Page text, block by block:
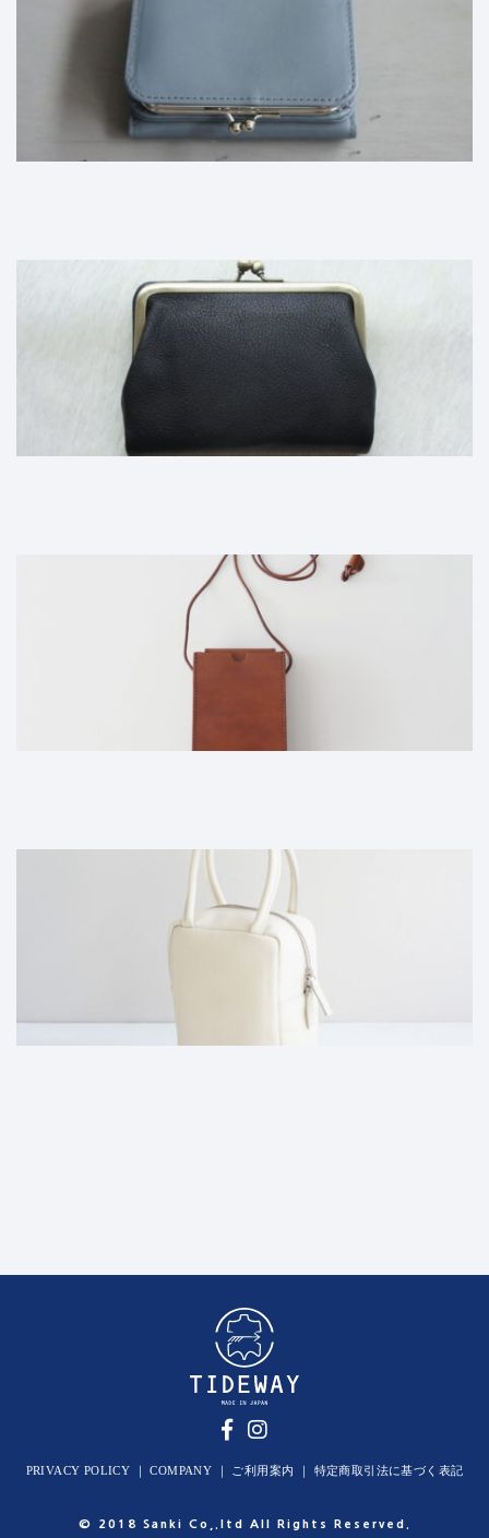
PRIVACY POLICY ｜COMPANY ご利用案内 特定商取引法に基づく表記
© 2018 Sanki Co,.ltd All Rights Reserved.